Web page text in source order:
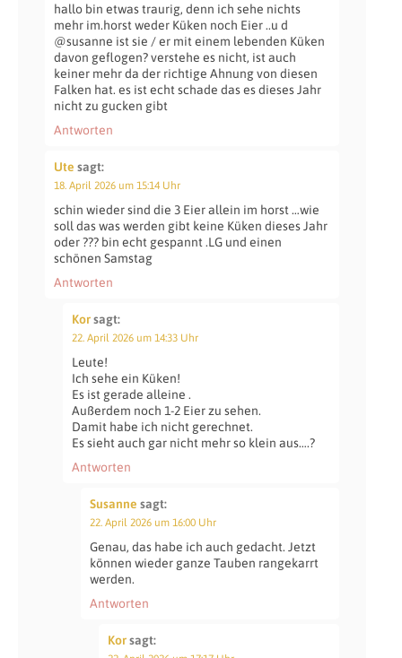
hallo bin etwas traurig, denn ich sehe nichts
mehr im.horst weder Küken noch Eier ..u d
@susanne ist sie / er mit einem lebenden Küken
davon geflogen? verstehe es nicht, ist auch
keiner mehr da der richtige Ahnung von diesen
Falken hat. es ist echt schade das es dieses Jahr
nicht zu gucken gibt
Antworten
Ute sagt:
18. April 2026 um 15:14 Uhr
schin wieder sind die 3 Eier allein im horst …wie
soll das was werden gibt keine Küken dieses Jahr
oder ??? bin echt gespannt .LG und einen
schönen Samstag
Antworten
Korsagt:
22. April 2026 um 14:33 Uhr
Leute!
Ich sehe ein Küken!
Es ist gerade alleine .
Außerdem noch 1-2 Eier zu sehen.
Damit habe ich nicht gerechnet.
Es sieht auch gar nicht mehr so klein aus….?
Antworten
Susanne sagt:
22. April 2026 um 16:00 Uhr
Genau, das habe ich auch gedacht. Jetzt
können wieder ganze Tauben rangekarrt
werden.
Antworten
Korsagt: